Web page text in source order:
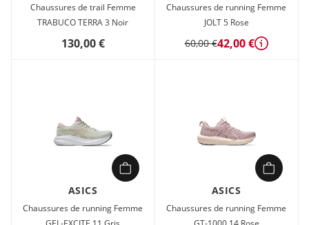
Chaussures de trail Femme
TRABUCO TERRA 3 Noir
130,00 €
Chaussures de running Femme
JOLT 5 Rose
60,00 €42,00 € Détails
ASICS
Chaussures de running Femme
ASICS
Chaussures de running Femme